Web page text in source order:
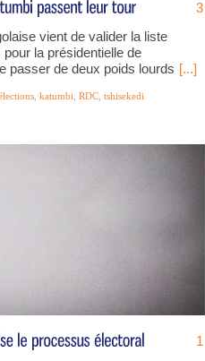
3
vient de valider la liste
la présidentielle de
passer de deux poids lourds [...]
katumbi RDC tshisekedi
1